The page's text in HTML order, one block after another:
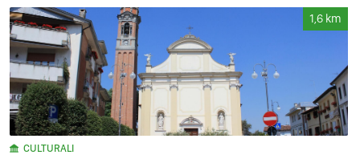
1,6 km
CULTURALI